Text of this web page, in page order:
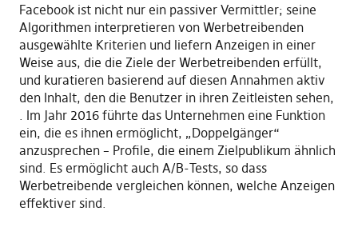
Facebook ist nicht nur ein passiver Vermittler; seine
Algorithmen interpretieren von Werbetreibenden
ausgewählte Kriterien und liefern Anzeigen in einer
Weise aus, die die Ziele der Werbetreibenden erfüllt,
und kuratieren basierend auf diesen Annahmen aktiv
den Inhalt, den die Benutzer in ihren Zeitleisten sehen,
. Im Jahr 2016 führte das Unternehmen eine Funktion
ein, die es ihnen ermöglicht, „Doppelgänger“
anzusprechen – Profile, die einem Zielpublikum ähnlich
sind. Es ermöglicht auch A/B-Tests, so dass
Werbetreibende vergleichen können, welche Anzeigen
effektiver sind.